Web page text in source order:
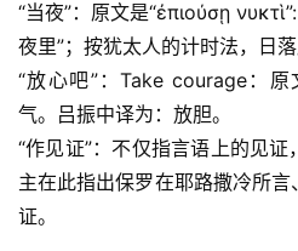
“当夜”：原文是“ἐπιούσῃ
夜里”；按犹太人的计时法，日落
“放心吧”：Take courage：
气。吕振中译为：放胆。
“作见证”：不仅指言语上的见证
主在此指出保罗在耶路撒冷所
证。